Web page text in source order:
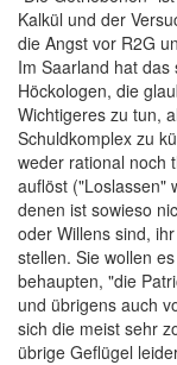
Kalkül und der
die Angst vor R2G
Im Saarland hat
Höckologen, die
Wichtigeres zu tun,
Schuldkomplex zu
weder rational noch
auflöst ("Loslassen"
denen ist sowieso
oder Willens sind,
stellen. Sie wollen
behaupten, "die
und übrigens auch
sich die meist sehr
übrige Geflügel